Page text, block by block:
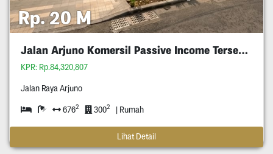
Rp. 20 M
Jalan Arjuno Komersil Passive Income Tersewa
KPR: Rp.84,320,807
Jalan Raya Arjuno
6762 3002 | Rumah
Lihat Detail